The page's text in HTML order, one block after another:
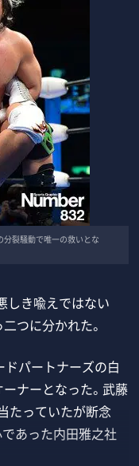
分裂騒動で唯一の救いとな
しき喩えではない
つに分かれた。
パートナーズの白
ナーとなった。武藤
たっていたが断念
であった内田雅之社